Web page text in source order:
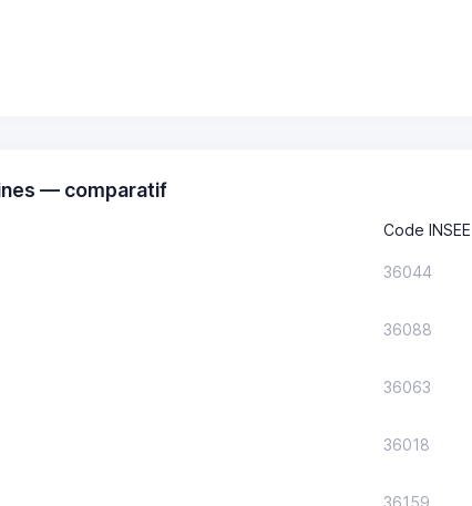
— comparatif
Code INSEE
36044
36088
36063
36018
36159